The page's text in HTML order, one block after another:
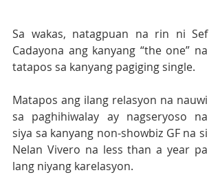
Sa wakas, natagpuan na rin ni Sef
Cadayona ang kanyang “the one” na
tatapos sa kanyang pagiging single.
Matapos ang ilang relasyon na nauwi
sa paghihiwalay ay nagseryoso na
siya sa kanyang non-showbiz GF na si
Nelan Vivero na less than a year pa
lang niyang karelasyon.